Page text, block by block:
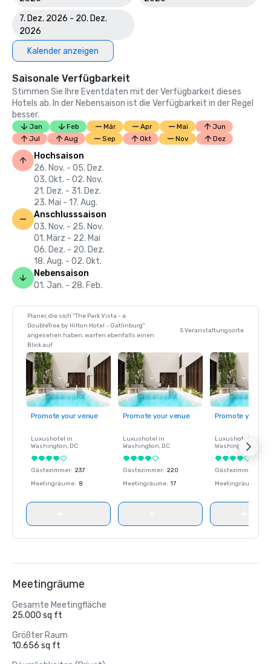
7. Dez. 2026 - 20. Dez.
2026
Kalender anzeigen
Saisonale Verfügbarkeit
Stimmen Sie Ihre Eventdaten mit der Verfügbarkeit dieses
Hotels ab. In der Nebensaison ist die Verfügbarkeit in der Regel
besser.
Jan Feb Mär Apr Mai
Jun
Jul
Aug Sep Okt Nov Dez
Hochsaison
26. Nov. - 05. Dez.
03. Okt. - 02. Nov.
21. Dez. - 31. Dez.
23. Mai - 17. Aug.
Anschlusssaison
03. Nov. - 25. Nov.
01. März - 22. Mai
06. Dez. - 20. Dez.
18. Aug. - 02. Okt.
Nebensaison
01. Jan. - 28. Feb.
Planer, die sich "The Park Vista - a
DoubleTree by Hilton Hotel - Gatlinburg"
angesehen haben, warfen ebenfalls einen
Blick auf
5 Veranstaltungsorte
Promote your venue
Luxushotel in
Washington, DC
Gästezimmer: 237
Meetingräume: 8
Promote your venue
Luxushotel in
Washington, DC
Gästezimmer: 220
Meetingräume: 17
Promote your
Luxushotel in
Washington
Gästezimmer
Meetingräume
Meetingräume
Gesamte Meetingfläche
25.000 sq ft
Größter Raum
10.656 sq ft